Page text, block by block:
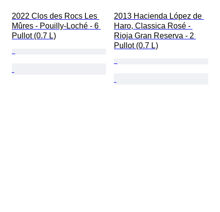
2022 Clos des Rocs Les
Mûres - Pouilly-Loché - 6
Pullot (0.7 L)
2013 Hacienda López de
Haro, Classica Rosé -
Rioja Gran Reserva - 2
Pullot (0.7 L)